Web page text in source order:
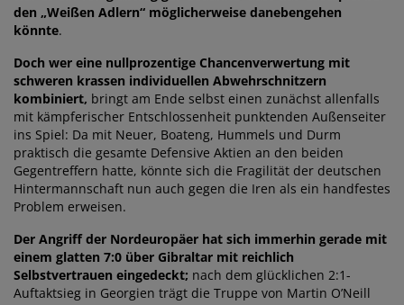
den „Weißen Adlern“ möglicherweise danebengehen
könnte.
Doch wer eine nullprozentige Chancenverwertung mit
schweren krassen individuellen Abwehrschnitzern
kombiniert, bringt am Ende selbst einen zunächst allenfalls
mit kämpferischer Entschlossenheit punktenden Außenseiter
ins Spiel: Da mit Neuer, Boateng, Hummels und Durm
praktisch die gesamte Defensive Aktien an den beiden
Gegentreffern hatte, könnte sich die Fragilität der deutschen
Hintermannschaft nun auch gegen die Iren als ein handfestes
Problem erweisen.
Der Angriff der Nordeuropäer hat sich immerhin gerade mit
einem glatten 7:0 über Gibraltar mit reichlich
Selbstvertrauen eingedeckt; nach dem glücklichen 2:1-
Auftaktsieg in Georgien trägt die Truppe von Martin O’Neill